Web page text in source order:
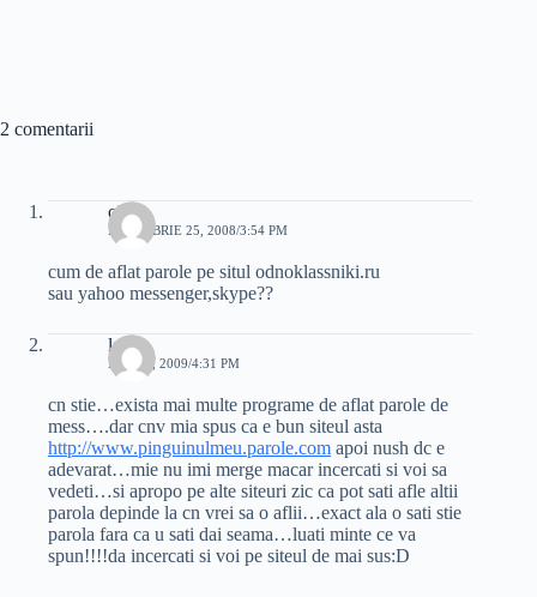
2 comentarii
oleg
NOIEMBRIE 25, 2008/3:54 PM
cum de aflat parole pe situl odnoklassniki.ru
sau yahoo messenger,skype??
laura
MAI 14, 2009/4:31 PM
cn stie…exista mai multe programe de aflat parole de
mess….dar cnv mia spus ca e bun siteul asta
http://www.pinguinulmeu.parole.com apoi nush dc e
adevarat…mie nu imi merge macar incercati si voi sa
vedeti…si apropo pe alte siteuri zic ca pot sati afle altii
parola depinde la cn vrei sa o aflii…exact ala o sati stie
parola fara ca u sati dai seama…luati minte ce va
spun!!!!da incercati si voi pe siteul de mai sus:D